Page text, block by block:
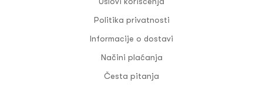
Politika privatnosti
Informacije o dostavi
Načini plaćanja
Česta pitanja